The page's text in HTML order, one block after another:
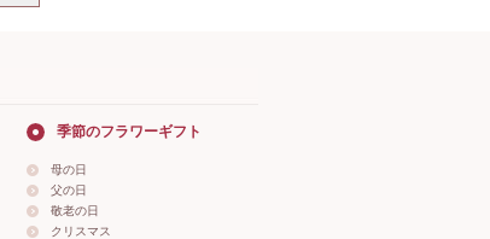
季節のフラワーギフト
母の日
父の日
敬老の日
クリスマス